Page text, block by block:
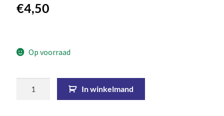
€4,50
Op voorraad
In winkelmand